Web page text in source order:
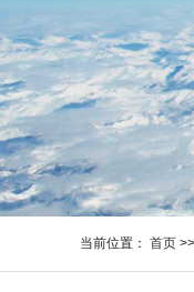
当前位置： 首页 >>